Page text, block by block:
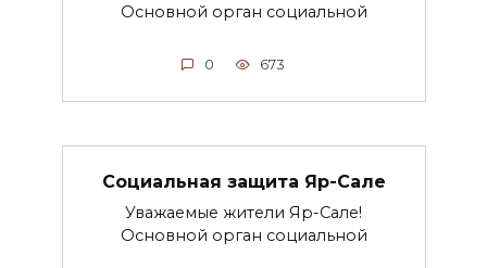
Основной орган социальной
0 673
Социальная защита Яр-Сале
Уважаемые жители Яр-Сале!
Основной орган социальной